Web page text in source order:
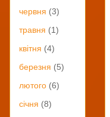
червня (3)
травня (1)
квітня (4)
березня (5)
лютого (6)
січня (8)